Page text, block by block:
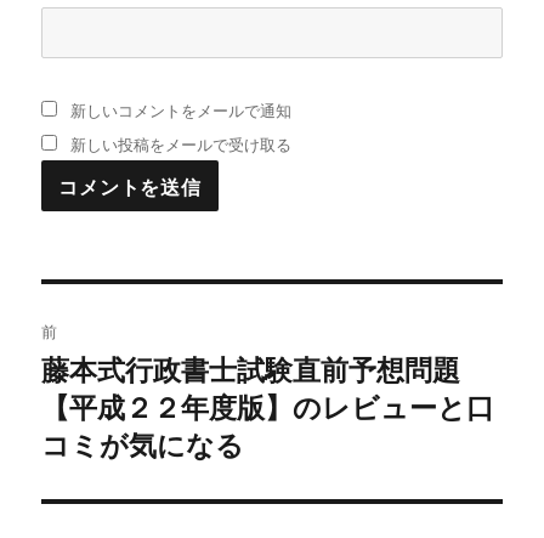
新しいコメントをメールで通知
新しい投稿をメールで受け取る
稿
ナ
ビ
ゲ
前
過
去
の
稿:
藤本式行政書士試験直前予想問題
【平成２２年度版】のレビューと口
コミが気になる